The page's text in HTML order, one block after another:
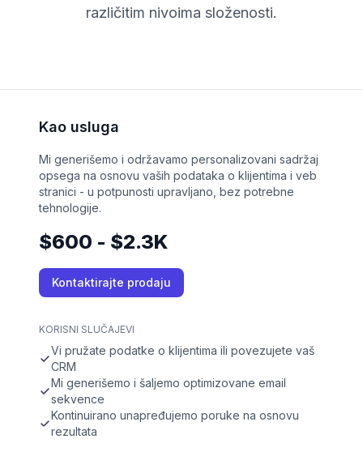
različitim nivoima složenosti.
Kao usluga
Mi generišemo i održavamo personalizovani sadržaj
opsega na osnovu vaših podataka o klijentima i veb
stranici - u potpunosti upravljano, bez potrebne
tehnologije.
$600 - $2.3K
Kontaktirajte prodaju
KORISNI SLUČAJEVI
Vi pružate podatke o klijentima ili povezujete vaš
CRM
Mi generišemo i šaljemo optimizovane email
sekvence
Kontinuirano unapređujemo poruke na osnovu
rezultata